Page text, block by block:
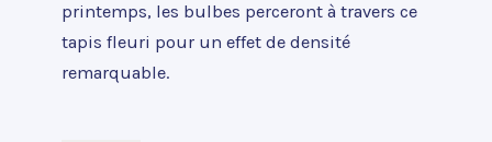
printemps, les bulbes perceront à travers ce
tapis fleuri pour un effet de densité
remarquable.